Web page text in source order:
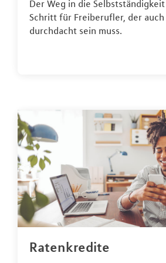
Der Weg in die
Schritt für Freiberufler, der
durchdacht sein muss.
Ratenkredite